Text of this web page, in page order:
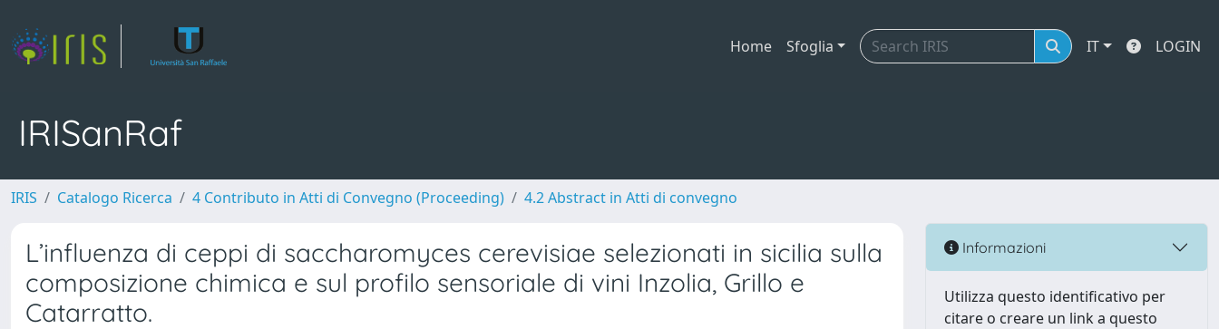
Home Sfoglia IT LOGIN
IRISanRaf
IRIS Catalogo Ricerca 4 Contributo in Atti di Convegno (Proceeding) 4.2 Abstract in Atti di convegno
L’influenza di ceppi di saccharomyces cerevisiae selezionati in sicilia sulla
composizione chimica e sul profilo sensoriale di vini Inzolia, Grillo e
Catarratto.
Informazioni
Utilizza questo identificativo per
citare o creare un link a questo